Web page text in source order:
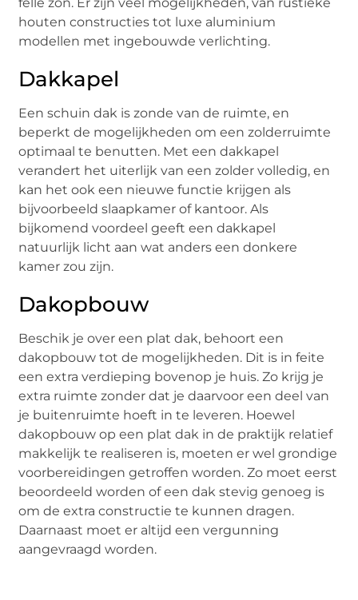
houten constructies tot luxe aluminium
modellen met ingebouwde verlichting.
Dakkapel
Een schuin dak is zonde van de ruimte, en
beperkt de mogelijkheden om een zolderruimte
optimaal te benutten. Met een dakkapel
verandert het uiterlijk van een zolder volledig, en
kan het ook een nieuwe functie krijgen als
bijvoorbeeld slaapkamer of kantoor. Als
bijkomend voordeel geeft een dakkapel
natuurlijk licht aan wat anders een donkere
kamer zou zijn.
Dakopbouw
Beschik je over een plat dak, behoort een
dakopbouw tot de mogelijkheden. Dit is in feite
een extra verdieping bovenop je huis. Zo krijg je
extra ruimte zonder dat je daarvoor een deel van
je buitenruimte hoeft in te leveren. Hoewel
dakopbouw op een plat dak in de praktijk relatief
makkelijk te realiseren is, moeten er wel grondige
voorbereidingen getroffen worden. Zo moet eerst
beoordeeld worden of een dak stevig genoeg is
om de extra constructie te kunnen dragen.
Daarnaast moet er altijd een vergunning
aangevraagd worden.